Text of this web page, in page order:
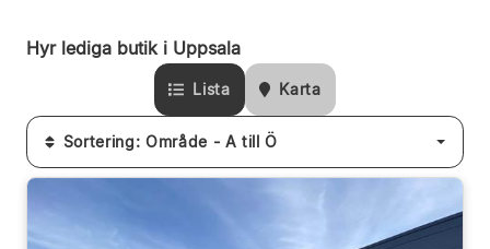
Hyr lediga butik i Uppsala
Lista Karta
Sortering: Område - A till Ö